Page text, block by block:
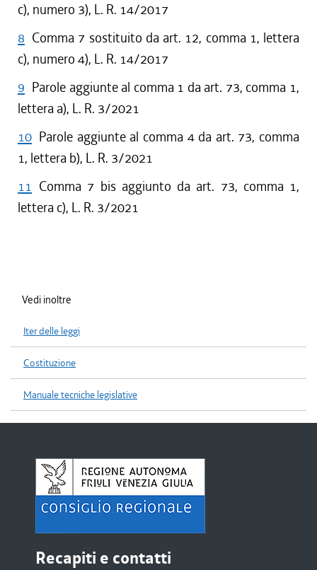
c), numero 3), L. R. 14/2017
8 Comma 7 sostituito da art. 12, comma 1, lettera
c), numero 4), L. R. 14/2017
9 Parole aggiunte al comma 1 da art. 73, comma 1,
lettera a), L. R. 3/2021
10 Parole aggiunte al comma 4 da art. 73, comma
1, lettera b), L. R. 3/2021
11 Comma 7 bis aggiunto da art. 73, comma 1,
lettera c), L. R. 3/2021
Vedi inoltre
Iter delle leggi
Costituzione
Manuale tecniche legislative
Recapiti e contatti